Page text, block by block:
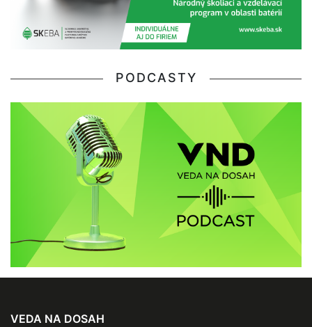
PODCASTY
VEDA NA DOSAH